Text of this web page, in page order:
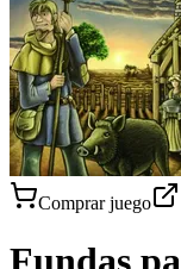
Comprar juego